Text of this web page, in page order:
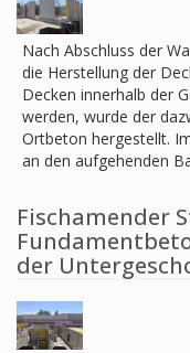
Nach Abschluss der
die Herstellung der
Decken innerhalb der
werden, wurde der
Ortbeton hergestellt.
an den aufgehenden
Fischamender
der